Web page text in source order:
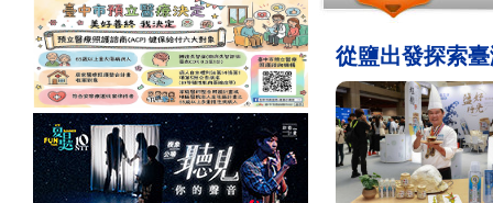
從鹽出發探索